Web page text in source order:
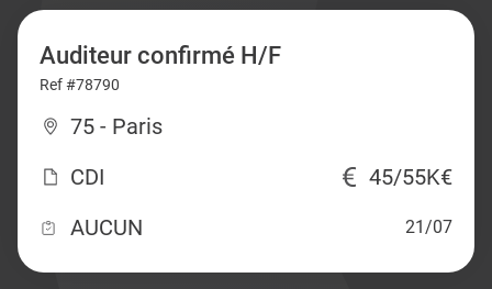
Auditeur confirmé H/F
Ref #78790
75 - Paris
CDI
45/55K€
AUCUN
21/07